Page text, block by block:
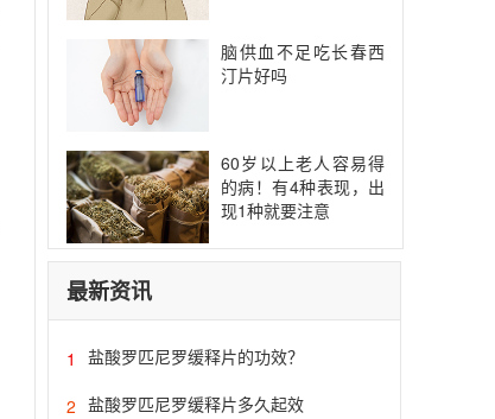
脑供血不足吃长春西
汀片好吗
60岁以上老人容易得
的病！有4种表现，出
现1种就要注意
最新资讯
1 盐酸罗匹尼罗缓释片的功效？
2 盐酸罗匹尼罗缓释片多久起效